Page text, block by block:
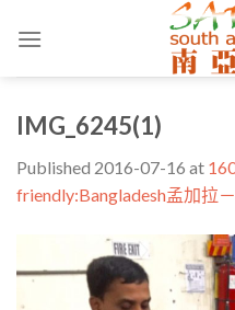
IMG_6245(1)
Published 2016-07-16 at
friendly:Bangladesh孟加拉